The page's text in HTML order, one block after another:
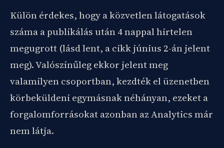
Külön érdekes, hogy a közvetlen látogatások
száma a publikálás után 4 nappal hirtelen
megugrott (lásd lent, a cikk június 2-án jelent
meg). Valószínűleg ekkor jelent meg
valamilyen csoportban, kezdték el üzenetben
körbeküldeni egymásnak néhányan, ezeket a
forgalomforrásokat azonban az Analytics már
nem látja.